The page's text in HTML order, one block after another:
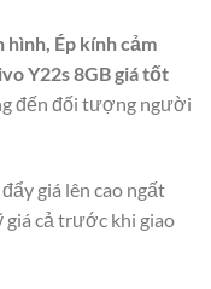
hình, Ép kính cảm
Y22s 8GB giá tốt
đến đối tượng người
giá lên cao ngất
giá cả trước khi giao